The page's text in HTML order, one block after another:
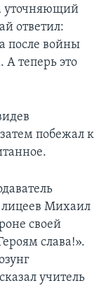
уточняющий
ответил:
после войны
теперь это
побежал к
лицеев Михаил
своей
слава!».
учитель